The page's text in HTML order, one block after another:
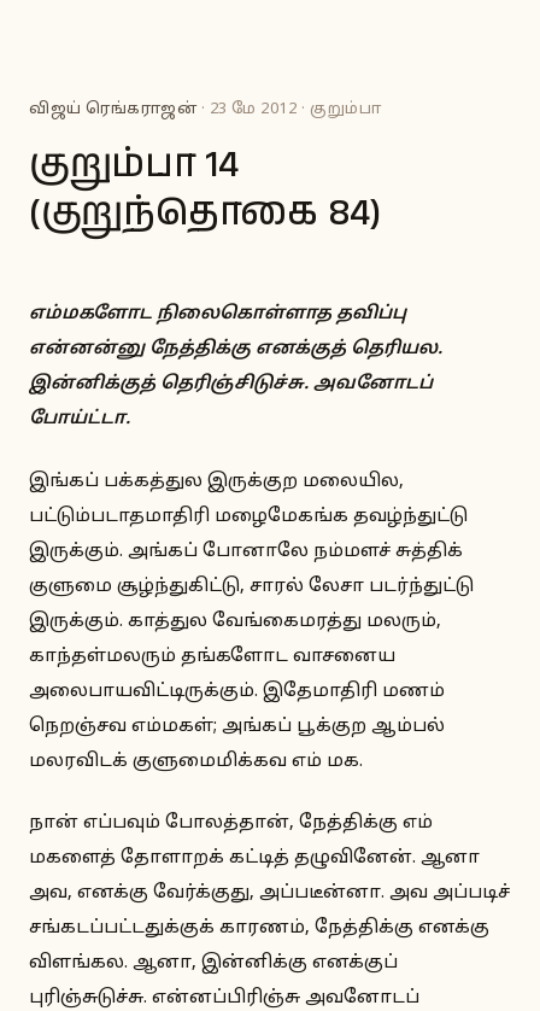
விஜய் ரெங்கராஜன்· 23 மே 2012 · குறும்பா
குறும்பா 14
(குறுந்தொகை 84)
எம்மகளோட நிலைகொள்ளாத தவிப்பு
என்னன்னு நேத்திக்கு எனக்குத் தெரியல.
இன்னிக்குத் தெரிஞ்சிடுச்சு. அவனோடப்
போய்ட்டா.
இங்கப் பக்கத்துல இருக்குற மலையில,
பட்டும்படாதமாதிரி மழைமேகங்க தவழ்ந்துட்டு
இருக்கும். அங்கப் போனாலே நம்மளச் சுத்திக்
குளுமை சூழ்ந்துகிட்டு, சாரல் லேசா படர்ந்துட்டு
இருக்கும். காத்துல வேங்கைமரத்து மலரும்,
காந்தள்மலரும் தங்களோட வாசனைய
அலைபாயவிட்டிருக்கும். இதேமாதிரி மணம்
நெறஞ்சவ எம்மகள்; அங்கப் பூக்குற ஆம்பல்
மலரவிடக் குளுமைமிக்கவ எம் மக.
நான் எப்பவும் போலத்தான், நேத்திக்கு எம்
மகளைத் தோளாறக் கட்டித் தழுவினேன். ஆனா
அவ, எனக்கு வேர்க்குது, அப்படீன்னா. அவ அப்படிச்
சங்கடப்பட்டதுக்குக் காரணம், நேத்திக்கு எனக்கு
விளங்கல. ஆனா, இன்னிக்கு எனக்குப்
புரிஞ்சுடுச்சு. என்னப்பிரிஞ்சு அவனோடப்